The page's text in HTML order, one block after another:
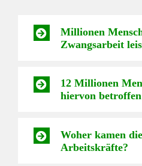
Millionen
Zwangsarbeit
12 Millionen
hiervon betroffen
Woher kamen
Arbeitskräfte?